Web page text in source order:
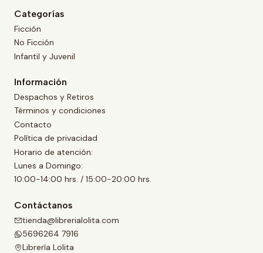
Categorías
Ficción
No Ficción
Infantil y Juvenil
Información
Despachos y Retiros
Términos y condiciones
Contacto
Política de privacidad
Horario de atención:
Lunes a Domingo:
10:00-14:00 hrs. / 15:00-20:00 hrs.
Contáctanos
tienda@librerialolita.com
5696264 7916
Librería Lolita